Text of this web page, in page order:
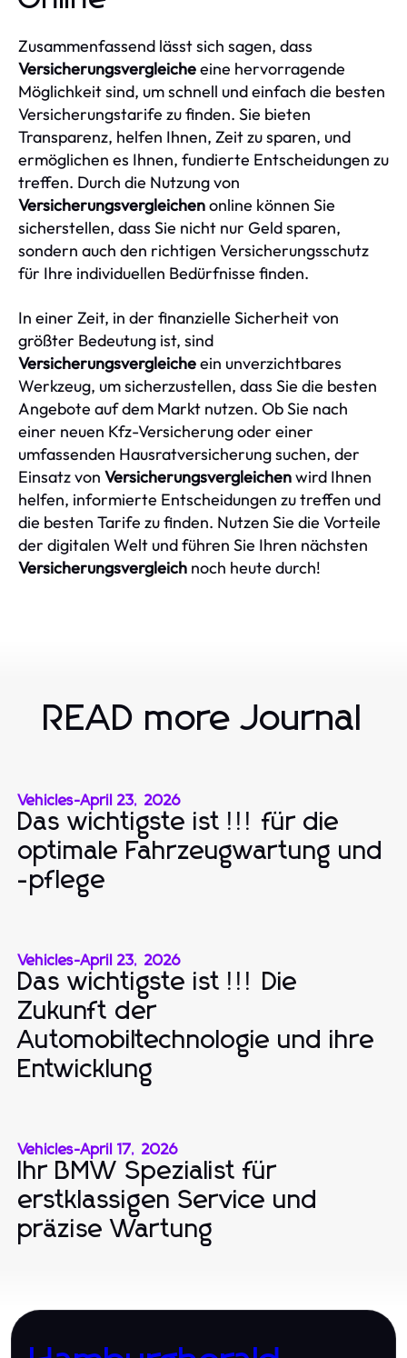
Zusammenfassend lässt sich sagen, dass
Versicherungsvergleicheeine hervorragende
Möglichkeit sind, um schnell und einfach die besten
Versicherungstarife zu finden. Sie bieten
Transparenz, helfen Ihnen, Zeit zu sparen, und
ermöglichen es Ihnen, fundierte Entscheidungen zu
treffen. Durch die Nutzung von
Versicherungsvergleichenonline können Sie
sicherstellen, dass Sie nicht nur Geld sparen,
sondern auch den richtigen Versicherungsschutz
für Ihre individuellen Bedürfnisse finden.
In einer Zeit, in der finanzielle Sicherheit von
größter Bedeutung ist, sind
Versicherungsvergleicheein unverzichtbares
Werkzeug, um sicherzustellen, dass Sie die besten
Angebote auf dem Markt nutzen. Ob Sie nach
einer neuen Kfz-Versicherung oder einer
umfassenden Hausratversicherung suchen, der
Einsatz von Versicherungsvergleichenwird Ihnen
helfen, informierte Entscheidungen zu treffen und
die besten Tarife zu finden. Nutzen Sie die Vorteile
der digitalen Welt und führen Sie Ihren nächsten
Versicherungsvergleich noch heute durch!
READ more Journal
Vehicles-April 23, 2026
Das wichtigste ist !!! für die
optimale Fahrzeugwartung und
-pflege
Vehicles-April 23, 2026
Das wichtigste ist !!! Die
Zukunft der
Automobiltechnologie und ihre
Entwicklung
Vehicles-April 17, 2026
Ihr BMW Spezialist für
erstklassigen Service und
präzise Wartung